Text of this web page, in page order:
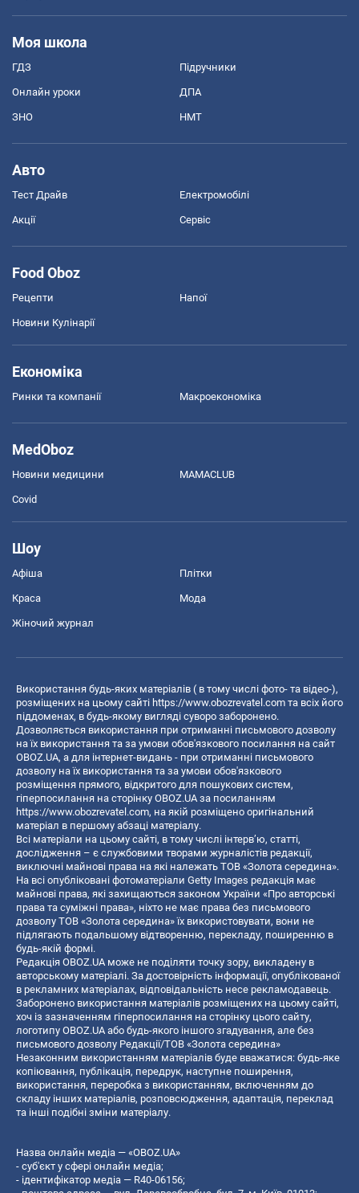
Моя школа
ГДЗ Підручники
Онлайн уроки ДПА
ЗНО НМТ
Авто
Тест Драйв Електромобілі
Акції Сервіс
Food Oboz
Рецепти Напої
Новини Кулінарії
Економіка
Ринки та компанії Макроекономіка
MedOboz
Новини медицини MAMACLUB
Covid
Шоу
Афіша Плітки
Краса Мода
Жіночий журнал
Використання будь-яких матеріалів ( в тому числі фото- та відео-),
розміщених на цьому сайті https://www.obozrevatel.com та всіх його
піддоменах, в будь-якому вигляді суворо заборонено.
Дозволяється використання при отриманні письмового дозволу
на їх використання та за умови обов'язкового посилання на сайт
OBOZ.UA, а для інтернет-видань - при отриманні письмового
дозволу на їх використання та за умови обов'язкового
розміщення прямого, відкритого для пошукових систем,
гіперпосилання на сторінку OBOZ.UA за посиланням
https://www.obozrevatel.com, на якій розміщено оригінальний
матеріал в першому абзаці матеріалу.
Всі матеріали на цьому сайті, в тому числі інтерв’ю, статті,
дослідження – є службовими творами журналістів редакції,
виключні майнові права на які належать ТОВ «Золота середина».
На всі опубліковані фотоматеріали Getty Images редакція має
майнові права, які захищаються законом України «Про авторські
права та суміжні права», ніхто не має права без письмового
дозволу ТОВ «Золота середина» їх використовувати, вони не
підлягають подальшому відтворенню, перекладу, поширенню в
будь-якій формі.
Редакція OBOZ.UA може не поділяти точку зору, викладену в
авторському матеріалі. За достовірність інформації, опублікованої
в рекламних матеріалах, відповідальність несе рекламодавець.
Заборонено використання матеріалів розміщених на цьому сайті,
хоч із зазначенням гіперпосилання на сторінку цього сайту,
логотипу OBOZ.UA або будь-якого іншого згадування, але без
письмового дозволу Редакції/ТОВ «Золота середина»
Незаконним використанням матеріалів буде вважатися: будь-яке
копiювання, публiкацiя, передрук, наступне поширення,
використання, переробка з використанням, включенням до
складу інших матеріалів, розповсюдження, адаптація, переклад
та інші подібні зміни матеріалу.
Назва онлайн медіа — «OBOZ.UA»
- суб'єкт у сфері онлайн медіа;
- ідентифікатор медіа — R40-06156;